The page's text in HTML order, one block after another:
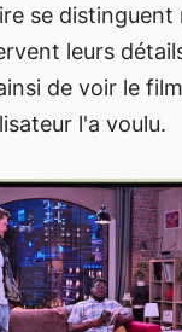
se distinguent
leurs
de voir le
l'a voulu.